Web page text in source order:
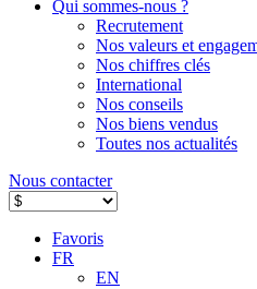
Qui sommes-nous ?
Recrutement
Nos valeurs et
Nos chiffres clés
International
Nos conseils
Nos biens vendus
Toutes nos actualités
Nous contacter
Favoris
FR
EN